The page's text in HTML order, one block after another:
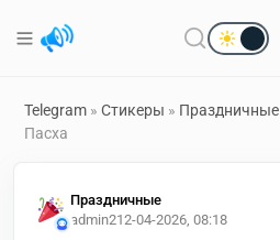
Telegram » Стикеры » Праздничные
Пасха
Праздничные
admin212-04-2026, 08:18